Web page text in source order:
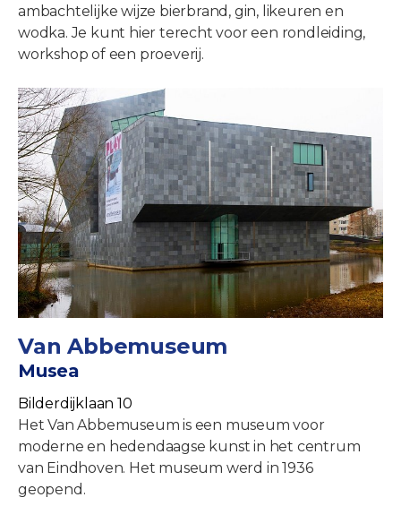
ambachtelijke wijze bierbrand, gin, likeuren en
wodka. Je kunt hier terecht voor een rondleiding,
workshop of een proeverij.
Van Abbemuseum
Musea
Bilderdijklaan 10
Het Van Abbemuseum is een museum voor
moderne en hedendaagse kunst in het centrum
van Eindhoven. Het museum werd in 1936
geopend.